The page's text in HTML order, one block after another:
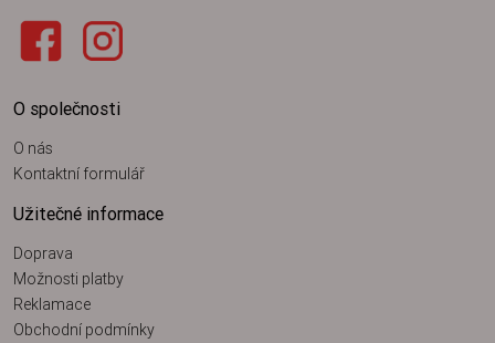
O společnosti
O nás
Kontaktní formulář
Užitečné informace
Doprava
Možnosti platby
Reklamace
Obchodní podmínky